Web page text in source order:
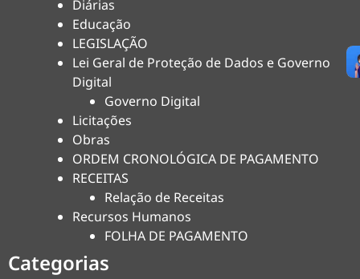
Diárias
Educação
LEGISLAÇÃO
Lei Geral de Proteção de Dados e Governo
Digital
Governo Digital
Licitações
Obras
ORDEM CRONOLÓGICA DE PAGAMENTO
RECEITAS
Relação de Receitas
Recursos Humanos
FOLHA DE PAGAMENTO
Categorias